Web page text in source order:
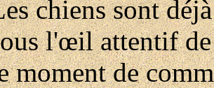
chiens sont
l'œil attentif de
moment de